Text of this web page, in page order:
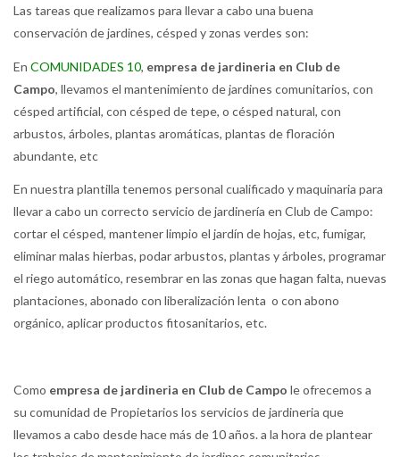
Las tareas que realizamos para llevar a cabo una buena
conservación de jardines, césped y zonas verdes son:
En COMUNIDADES 10, empresa de jardineria en Club de
Campo, llevamos el mantenimiento de jardines comunitarios, con
césped artificial, con césped de tepe, o césped natural, con
arbustos, árboles, plantas aromáticas, plantas de floración
abundante, etc
En nuestra plantilla tenemos personal cualificado y maquinaria para
llevar a cabo un correcto servicio de jardinería en Club de Campo:
cortar el césped, mantener limpio el jardín de hojas, etc, fumigar,
eliminar malas hierbas, podar arbustos, plantas y árboles, programar
el riego automático, resembrar en las zonas que hagan falta, nuevas
plantaciones, abonado con liberalización lenta o con abono
orgánico, aplicar productos fitosanitarios, etc.
Como empresa de jardineria en Club de Campo le ofrecemos a
su comunidad de Propietarios los servicios de jardineria que
llevamos a cabo desde hace más de 10 años. a la hora de plantear